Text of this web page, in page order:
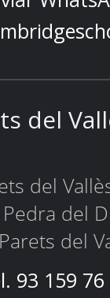
del
del
del
del
93 159